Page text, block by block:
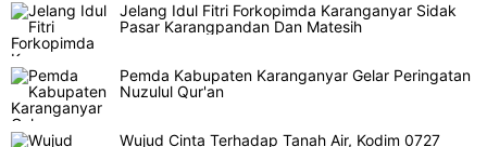
Jelang Idul Fitri Forkopimda Karanganyar Sidak
Pasar Karangpandan Dan Matesih
Pemda Kabupaten Karanganyar Gelar Peringatan
Nuzulul Qur'an
Wujud Cinta Terhadap Tanah Air, Kodim 0727